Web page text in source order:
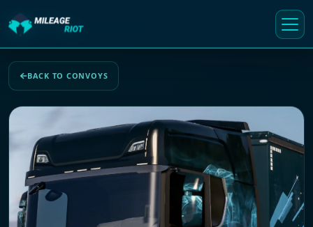
BACK TO CONVOYS